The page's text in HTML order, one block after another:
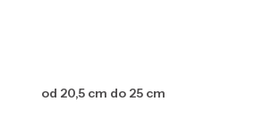
od 20,5 cm do 25 cm